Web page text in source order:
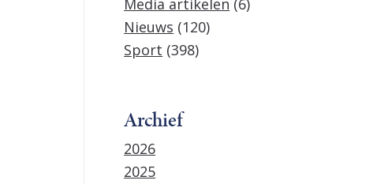
Media artikelen (6)
Nieuws (120)
Sport (398)
Archief
2026
2025